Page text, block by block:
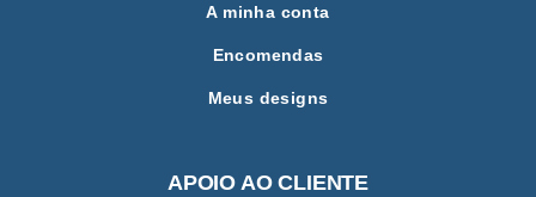
A minha conta
Encomendas
Meus designs
APOIO AO CLIENTE